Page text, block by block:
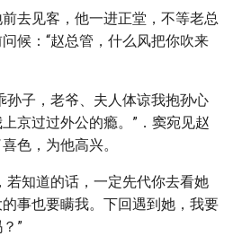
去见客，他一进正堂，不等老总
候：“赵总管，什么风把你吹来
孙子，老爷、夫人体谅我抱孙心
京过过外公的瘾。”．窦宛见赵
色，为他高兴。
若知道的话，一定先代你去看她
事也要瞒我。下回遇到她，我要
”